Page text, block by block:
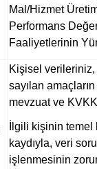
Mal/Hizmet
Performans
Faaliyetlerinin
Kişisel verileriniz,
sayılan
mevzuat ve
İlgili kişinin
kaydıyla, veri
işlenmesinin